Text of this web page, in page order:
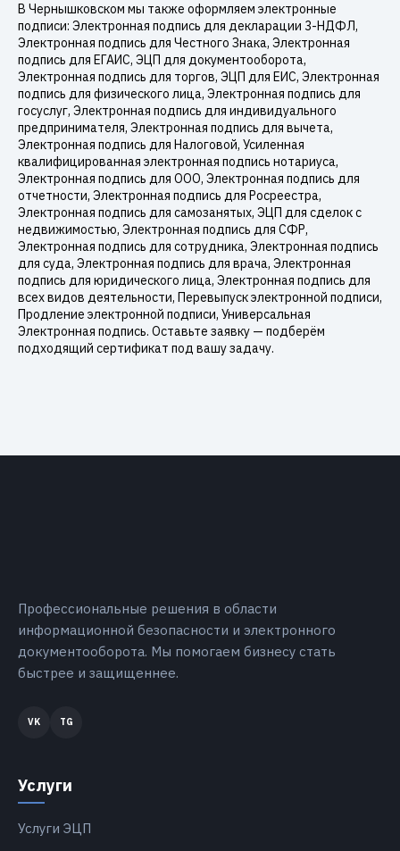
В Чернышковском мы также оформляем электронные
подписи: Электронная подпись для декларации 3-НДФЛ,
Электронная подпись для Честного Знака, Электронная
подпись для ЕГАИС, ЭЦП для документооборота,
Электронная подпись для торгов, ЭЦП для ЕИС, Электронная
подпись для физического лица, Электронная подпись для
госуслуг, Электронная подпись для индивидуального
предпринимателя, Электронная подпись для вычета,
Электронная подпись для Налоговой, Усиленная
квалифицированная электронная подпись нотариуса,
Электронная подпись для ООО, Электронная подпись для
отчетности, Электронная подпись для Росреестра,
Электронная подпись для самозанятых, ЭЦП для сделок с
недвижимостью, Электронная подпись для СФР,
Электронная подпись для сотрудника, Электронная подпись
для суда, Электронная подпись для врача, Электронная
подпись для юридического лица, Электронная подпись для
всех видов деятельности, Перевыпуск электронной подписи,
Продление электронной подписи, Универсальная
Электронная подпись. Оставьте заявку — подберём
подходящий сертификат под вашу задачу.
Профессиональные решения в области
информационной безопасности и электронного
документооборота. Мы помогаем бизнесу стать
быстрее и защищеннее.
Услуги
Услуги ЭЦП